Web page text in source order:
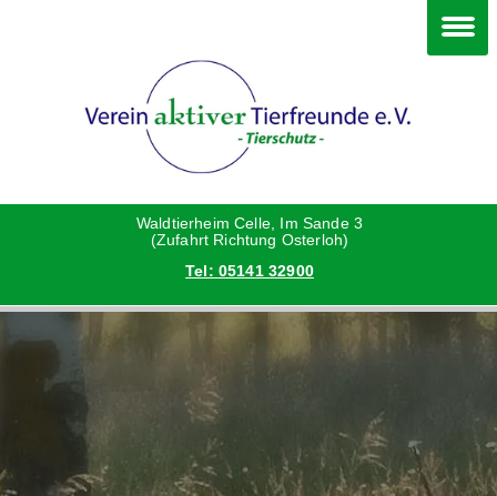
Waldtierheim Celle, Im Sande 3
(Zufahrt Richtung Osterloh)
Tel: 05141 32900
Katzen
Vermittlungshilfe privat
Danke an die Helfer
Vorstand
Satzung